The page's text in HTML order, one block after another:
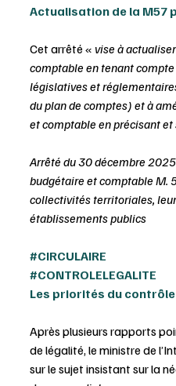
Actualisation de la M57
Cet arrêté « vise à
comptable en tenant
législatives et
du plan de comptes) et à
et comptable en précisant
Arrêté du 30 décembre
budgétaire et comptable M.
collectivités territoriales,
établissements publics
#CIRCULAIRE
#CONTROLELEGALITE
Les priorités du
Après plusieurs rapports
de légalité, le ministre de
sur le sujet insistant sur la